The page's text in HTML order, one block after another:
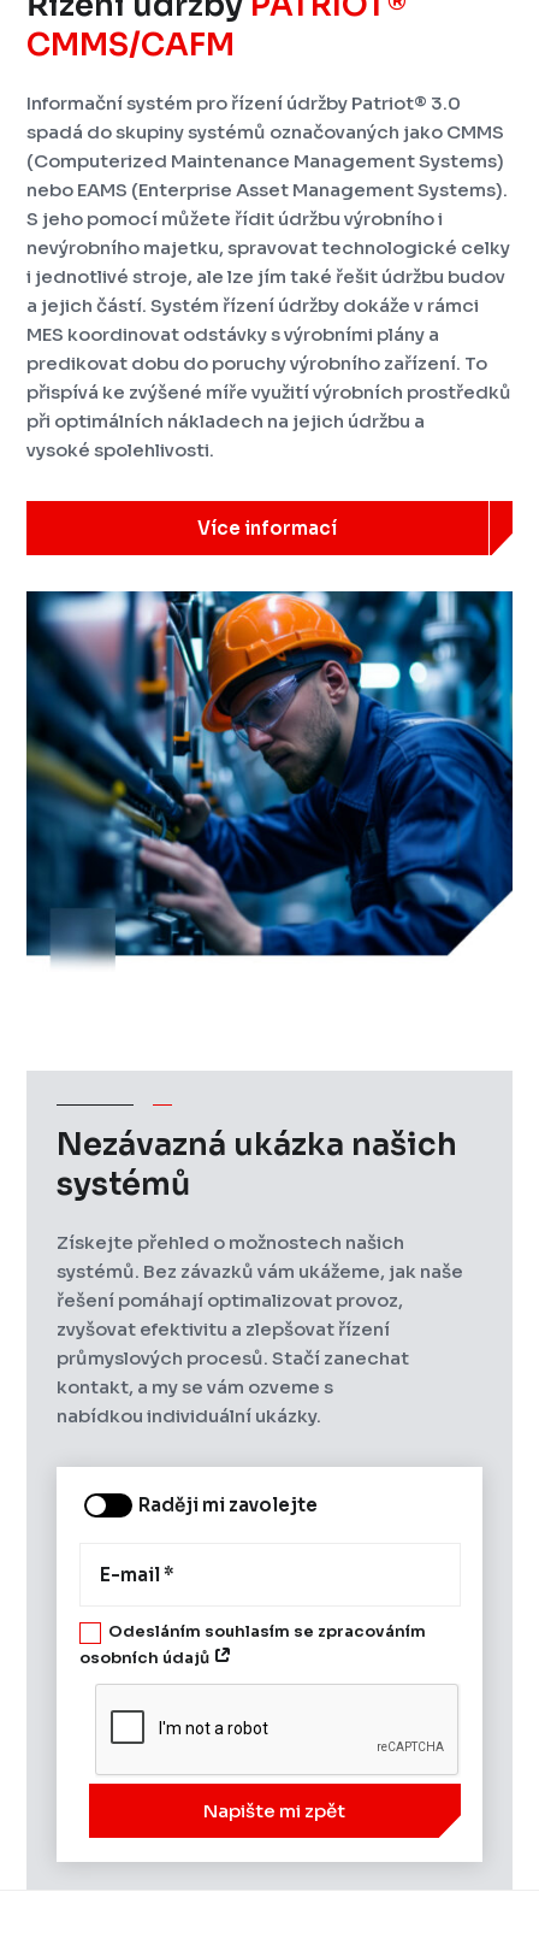
CMMS/CAFM
Informační systém pro řízení údržby Patriot® 3.0
spadá do skupiny systémů označovaných jako CMMS
(Computerized Maintenance Management Systems)
nebo EAMS (Enterprise Asset Management Systems).
S jeho pomocí můžete řídit údržbu výrobního i
nevýrobního majetku, spravovat technologické celky
i jednotlivé stroje, ale lze jím také řešit údržbu budov
a jejich částí. Systém řízení údržby dokáže v rámci
MES koordinovat odstávky s výrobními plány a
predikovat dobu do poruchy výrobního zařízení. To
přispívá ke zvýšené míře využití výrobních prostředků
při optimálních nákladech na jejich údržbu a
vysoké spolehlivosti.
Více informací
Nezávazná ukázka našich
systémů
Získejte přehled o možnostech našich
systémů. Bez závazků vám ukážeme, jak naše
řešení pomáhají optimalizovat provoz,
zvyšovat efektivitu a zlepšovat řízení
průmyslových procesů. Stačí zanechat
kontakt, a my se vám ozveme s
nabídkou individuální ukázky.
Raději mi zavolejte
Odesláním souhlasím se zpracováním
osobních údajů
Napište mi zpět